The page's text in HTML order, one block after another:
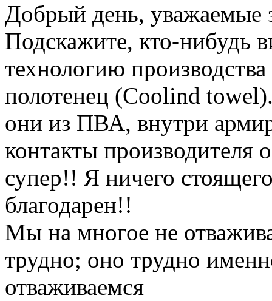
Добрый день, уважаемые
Подскажите, кто-нибудь
технологию
полотенец (Coolind
они из ПВА, внутри
контакты производителя
супер!! Я ничего
благодарен!!
Мы на многое не
трудно; оно трудно
отваживаемся